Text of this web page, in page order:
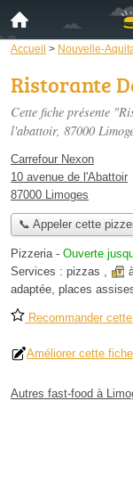
Accueil > Nouvelle-
Ristorante
Cette fiche présente
l'abattoir, 87000
Carrefour Nexon
10 avenue de l'Abattoir
87000 Limoges
📞 Appeler cette
Pizzeria- Ouverte
Services : pizzas ,
adaptée, places
Recommander
Améliorer cette fiche
Autres fast-food à